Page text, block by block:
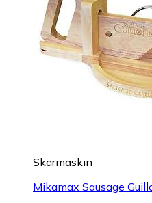
Skärmaskin
Mikamax Sausage